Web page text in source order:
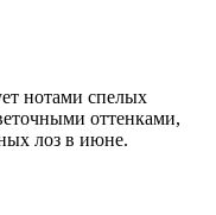
нотами спелых
оттенками,
лоз в июне.